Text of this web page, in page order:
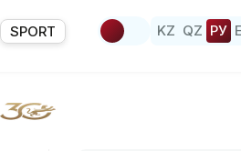
SPORT KZ QZ РУ